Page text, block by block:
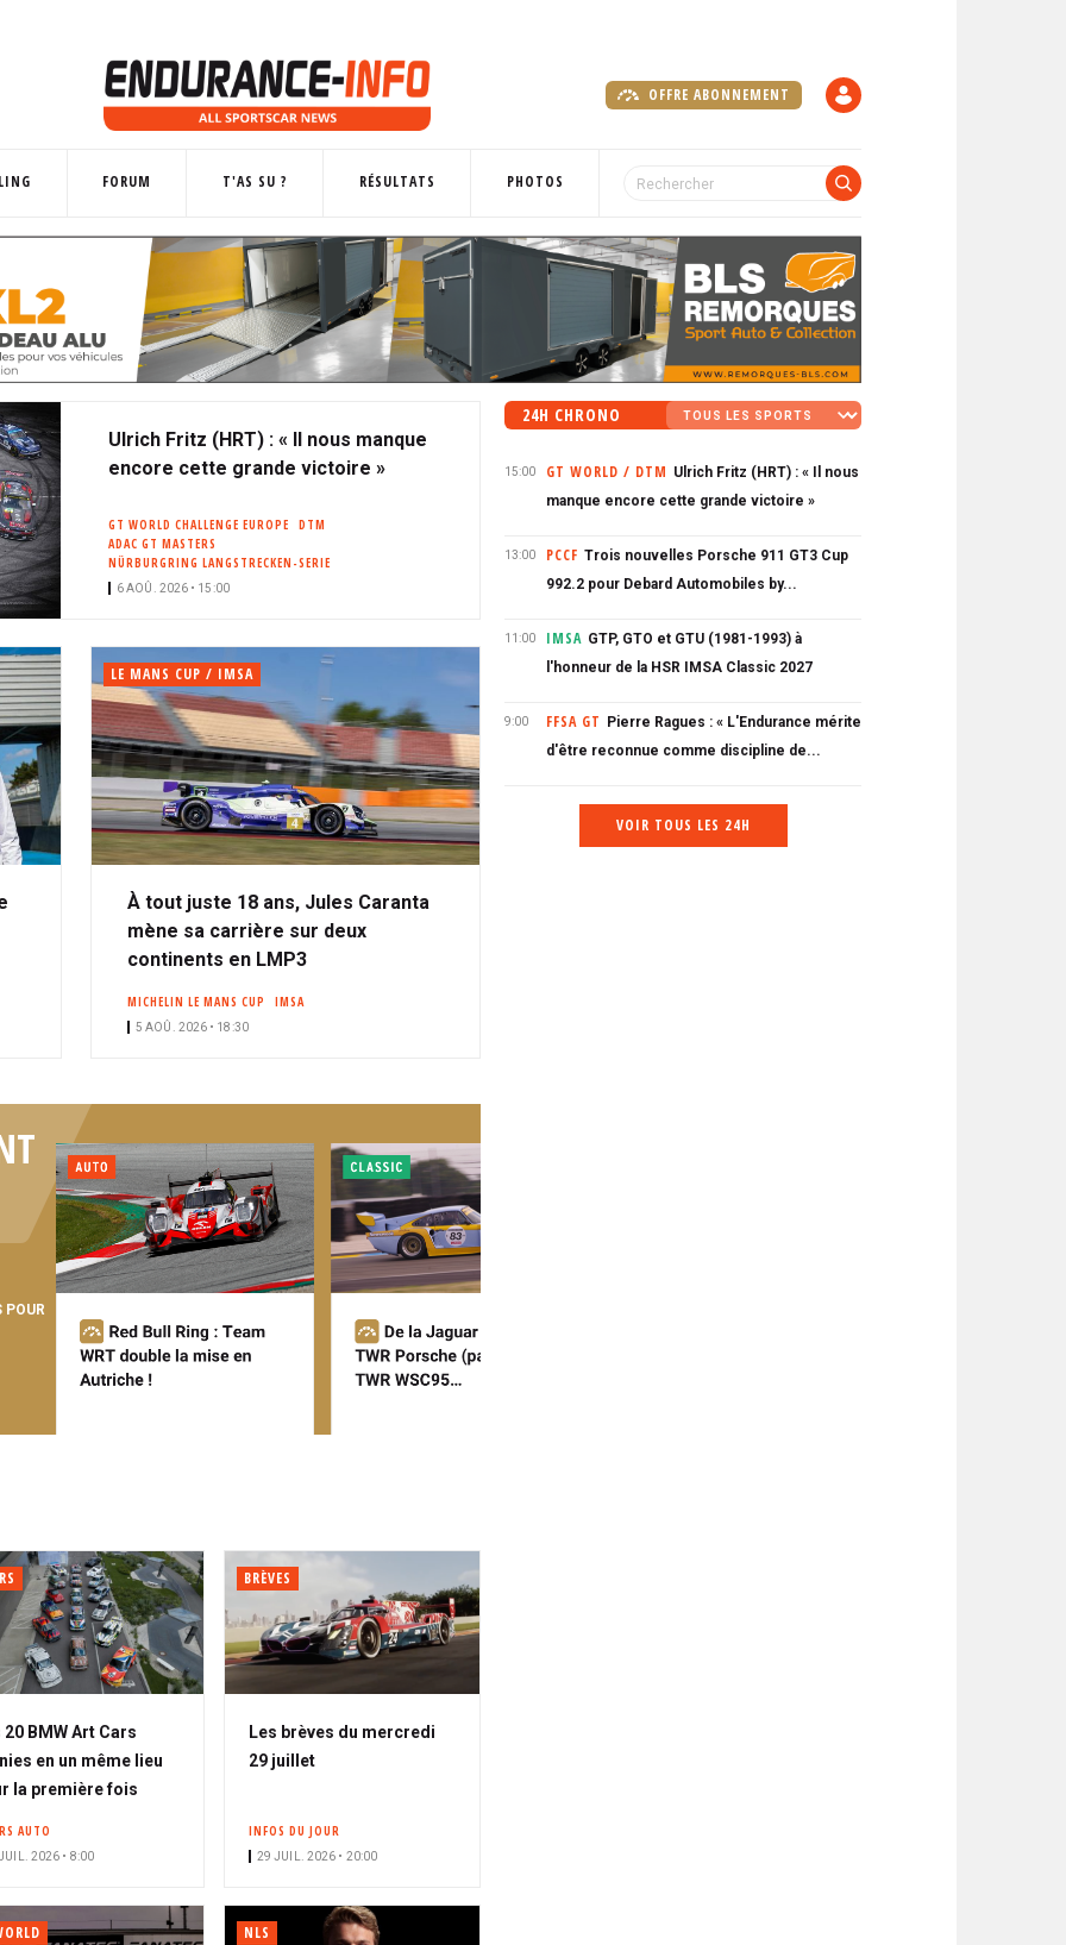
OFFRE ABONNEMENT
FORUM T'AS SU ? RÉSULTATS PHOTOS
Ulrich Fritz (HRT) : « Il nous manque
encore cette grande victoire »
GT WORLD CHALLENGE EUROPE
DTM
ADAC GT MASTERS
NÜRBURGRING LANGSTRECKEN-SERIE
6 AOÛ. 2026 • 15:00
LE MANS CUP / IMSA
À tout juste 18 ans, Jules Caranta
mène sa carrière sur deux
continents en LMP3
MICHELIN LE MANS CUP IMSA
5 AOÛ. 2026 • 18:30
POUR
20 BMW Art Cars
en un même lieu
la première fois
AUTO
2026 • 8:00
BRÈVES
Les brèves du mercredi
29 juillet
INFOS DU JOUR
29 JUIL. 2026 • 20:00
NLS
24H CHRONO
15:00 GT WORLD / DTM Ulrich Fritz (HRT) : « Il nous
manque encore cette grande victoire »
13:00 PCCF Trois nouvelles Porsche 911 GT3 Cup
992.2 pour Debard Automobiles by...
11:00 IMSA GTP, GTO et GTU (1981-1993) à
l'honneur de la HSR IMSA Classic 2027
9:00 FFSA GT Pierre Ragues : « L'Endurance mérite
d'être reconnue comme discipline de...
VOIR TOUS LES 24H